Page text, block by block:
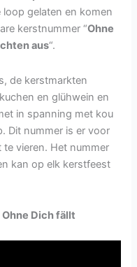
loop gelaten en komen
kerstnummer “Ohne
aus“.
de kerstmarkten
en glühwein en
in spanning met kou
Dit nummer is er voor
te vieren. Het nummer
kan op elk kerstfeest
Ohne Dich fällt